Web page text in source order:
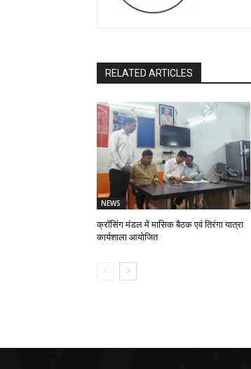
RELATED ARTICLES
NEWS
क्रॉसिंग मंडल में मासिक बैठक एवं तिरंगा यात्रा
कार्यशाला आयोजित